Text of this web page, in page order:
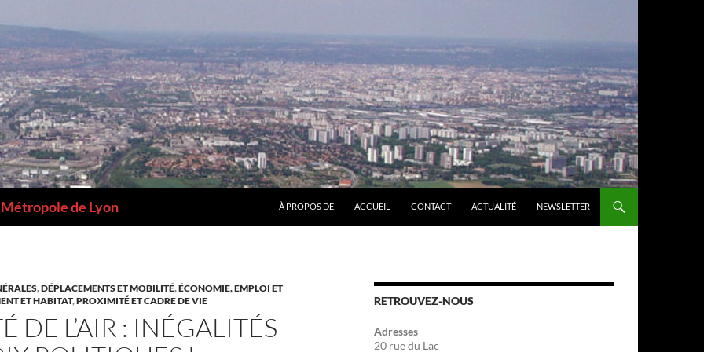
de Lyon À PROPOS DE ACCUEIL CONTACT ACTUALITÉ NEWSLETTER
,DÉPLACEMENTS ET MOBILITÉ,ÉCONOMIE, EMPLOI ET
ET HABITAT,PROXIMITÉ ET CADRE DE VIE
DE L’AIR : INÉGALITÉS
RETROUVEZ-NOUS
Adresses
20 rue du Lac